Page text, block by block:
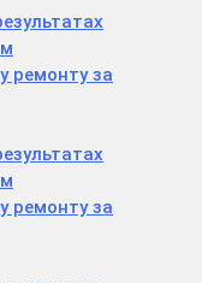
ремонту за
ремонту за